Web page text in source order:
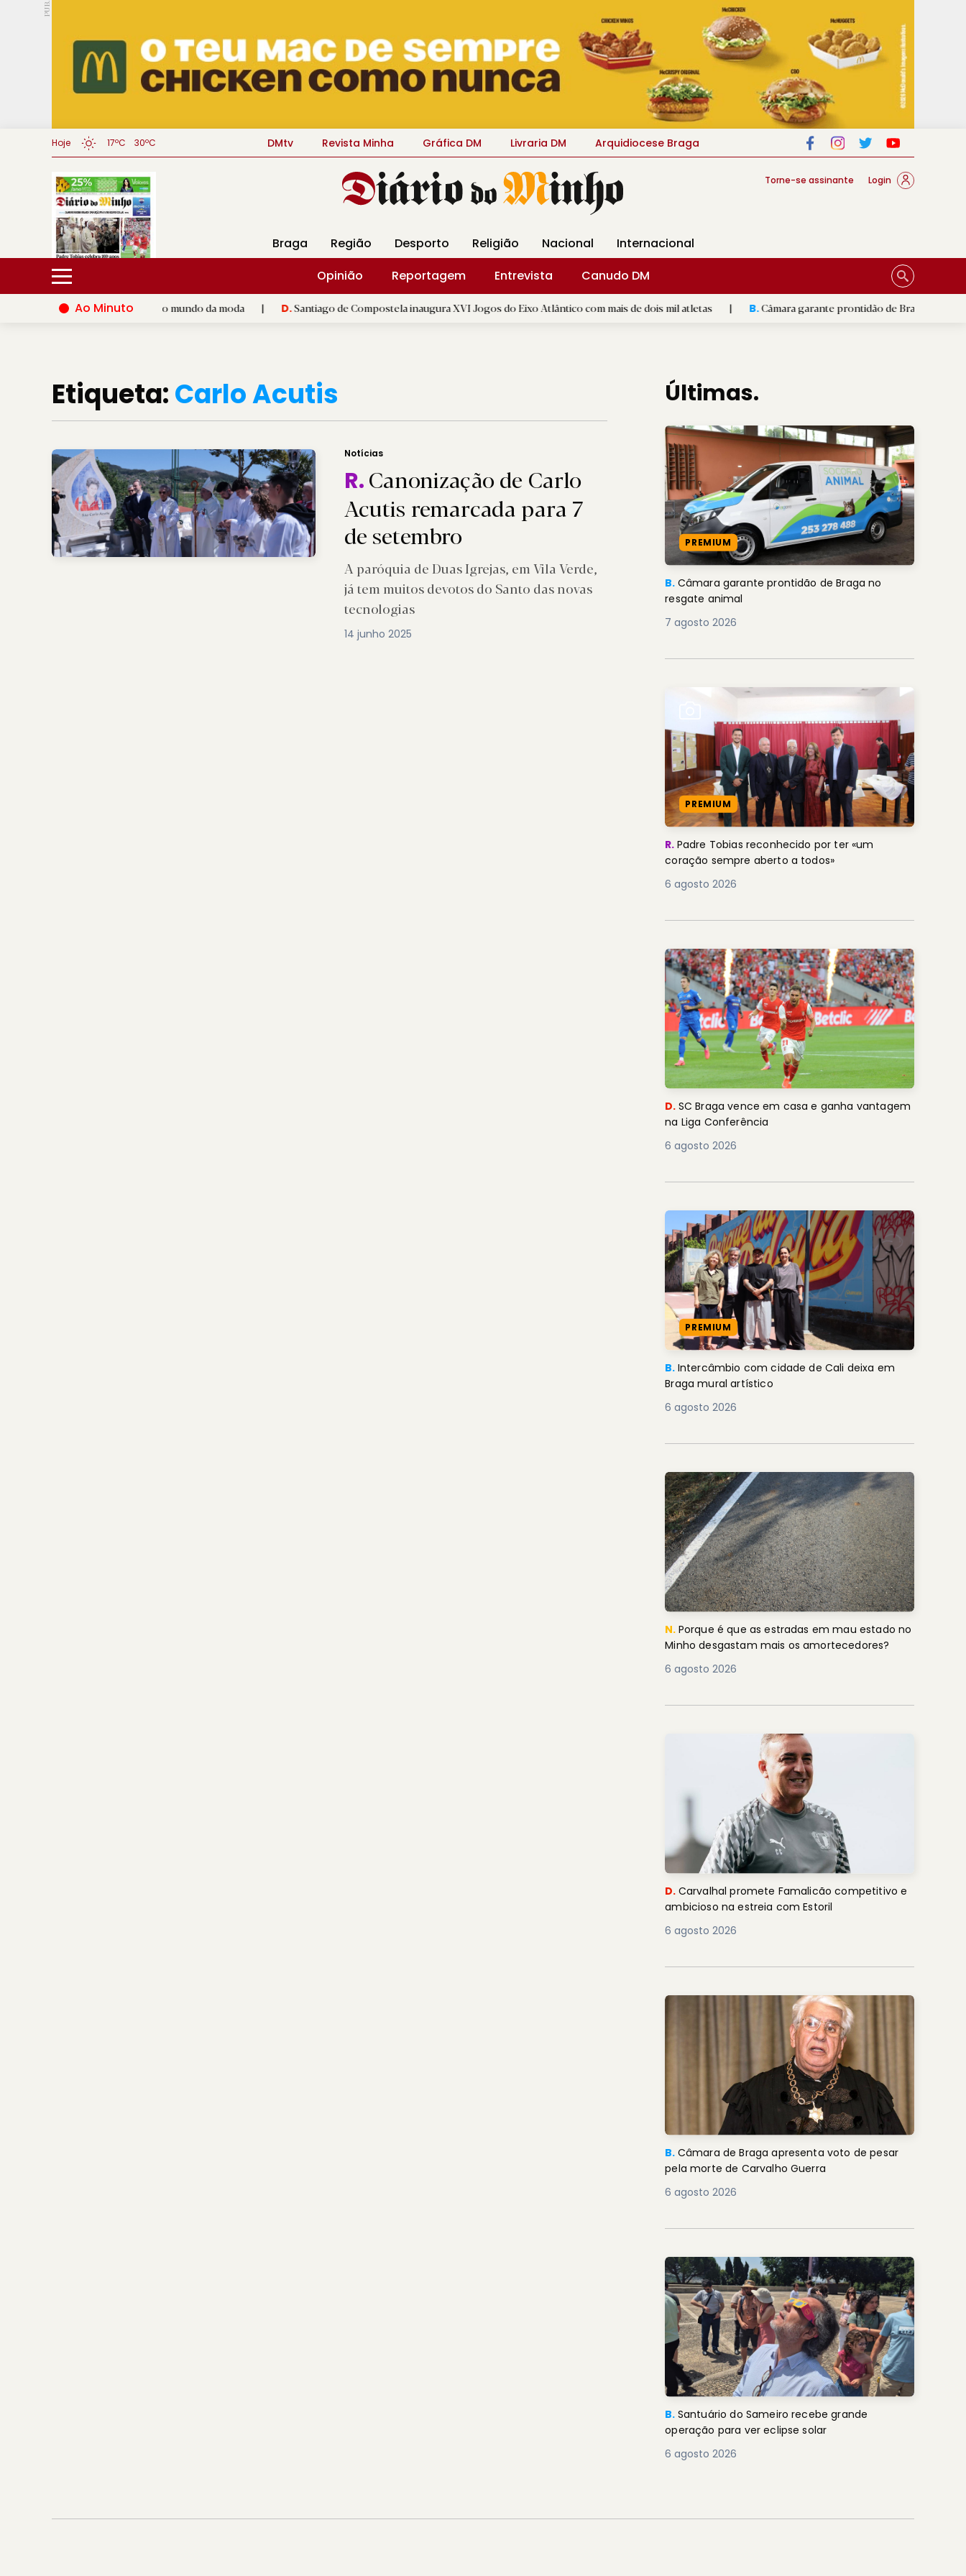
PUB.
Hoje 17ºC 30ºC DMtv Revista Minha Gráfica DM Livraria DM Arquidiocese Braga
Torne-se assinante Login
Braga Região Desporto Religião Nacional
Internacional
Opinião
Reportagem Entrevista
Canudo DM
Ao Minuto
talento e à inovação do mundo da moda | D.Santiago de Compostela inaugura XVI Jogos do Eixo Atlântico com mais de dois mil atletas | B.Câmara garante prontidão de Braga no resgate animal
Etiqueta:Carlo Acutis
Notícias
R.Canonização de Carlo
Acutis remarcada para 7
de setembro
A paróquia de Duas Igrejas, em Vila Verde,
já tem muitos devotos do Santo das novas
tecnologias
14 junho 2025
Últimas.
PREMIUM
B. Câmara garante prontidão de Braga no
resgate animal
7 agosto 2026
PREMIUM
R. Padre Tobias reconhecido por ter «um
coração sempre aberto a todos»
6 agosto 2026
D. SC Braga vence em casa e ganha vantagem
na Liga Conferência
6 agosto 2026
PREMIUM
B. Intercâmbio com cidade de Cali deixa em
Braga mural artístico
6 agosto 2026
N. Porque é que as estradas em mau estado no
Minho desgastam mais os amortecedores?
6 agosto 2026
D. Carvalhal promete Famalicão competitivo e
ambicioso na estreia com Estoril
6 agosto 2026
B. Câmara de Braga apresenta voto de pesar
pela morte de Carvalho Guerra
6 agosto 2026
B. Santuário do Sameiro recebe grande
operação para ver eclipse solar
6 agosto 2026